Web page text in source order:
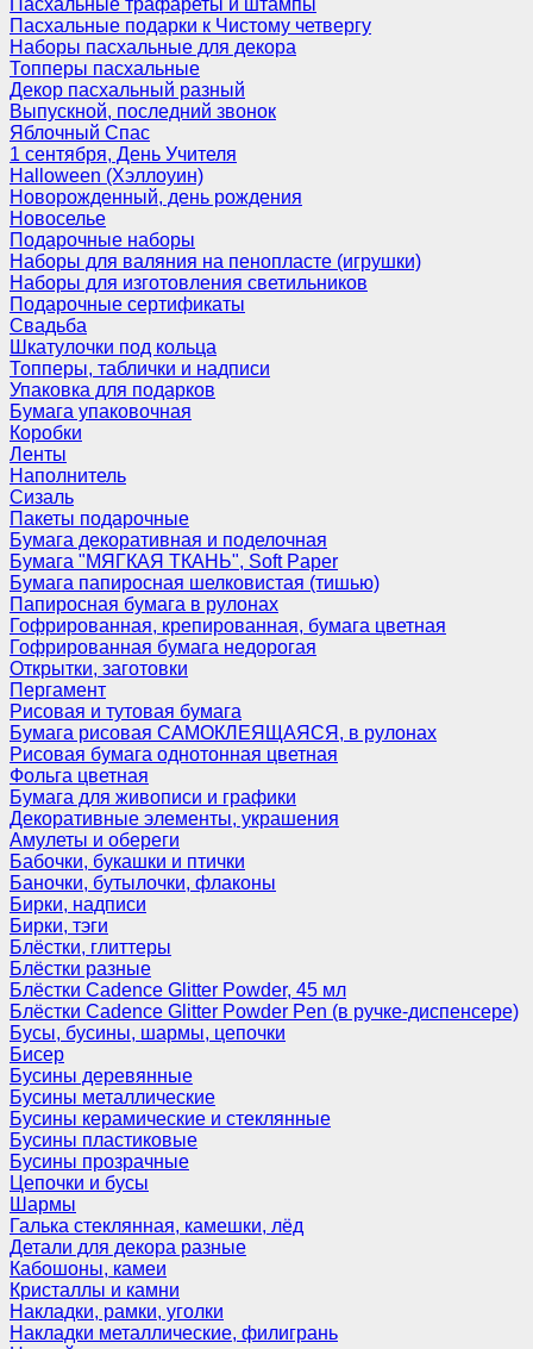
Пасхальные трафареты и штампы
Пасхальные подарки к Чистому четвергу
Наборы пасхальные для декора
Топперы пасхальные
Декор пасхальный разный
Выпускной, последний звонок
Яблочный Спас
1 сентября, День Учителя
Halloween (Хэллоуин)
Новорожденный, день рождения
Новоселье
Подарочные наборы
Наборы для валяния на пенопласте (игрушки)
Наборы для изготовления светильников
Подарочные сертификаты
Свадьба
Шкатулочки под кольца
Топперы, таблички и надписи
Упаковка для подарков
Бумага упаковочная
Коробки
Ленты
Наполнитель
Сизаль
Пакеты подарочные
Бумага декоративная и поделочная
Бумага "МЯГКАЯ ТКАНЬ", Soft Paper
Бумага папиросная шелковистая (тишью)
Папиросная бумага в рулонах
Гофрированная, крепированная, бумага цветная
Гофрированная бумага недорогая
Открытки, заготовки
Пергамент
Рисовая и тутовая бумага
Бумага рисовая САМОКЛЕЯЩАЯСЯ, в рулонах
Рисовая бумага однотонная цветная
Фольга цветная
Бумага для живописи и графики
Декоративные элементы, украшения
Амулеты и обереги
Бабочки, букашки и птички
Баночки, бутылочки, флаконы
Бирки, надписи
Бирки, тэги
Блёстки, глиттеры
Блёстки разные
Блёстки Cadence Glitter Powder, 45 мл
Блёстки Cadence Glitter Powder Pen (в ручке-диспенсере)
Бусы, бусины, шармы, цепочки
Бисер
Бусины деревянные
Бусины металлические
Бусины керамические и стеклянные
Бусины пластиковые
Бусины прозрачные
Цепочки и бусы
Шармы
Галька стеклянная, камешки, лёд
Детали для декора разные
Кабошоны, камеи
Кристаллы и камни
Накладки, рамки, уголки
Накладки металлические, филигрань